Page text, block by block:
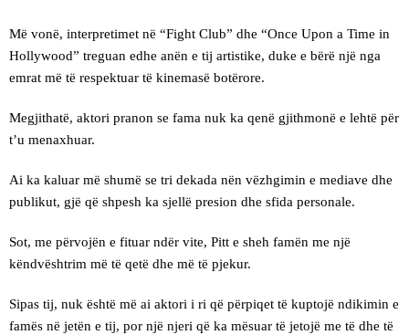
Më vonë, interpretimet në “Fight Club” dhe “Once Upon a Time in
Hollywood” treguan edhe anën e tij artistike, duke e bërë një nga
emrat më të respektuar të kinemasë botërore.
Megjithatë, aktori pranon se fama nuk ka qenë gjithmonë e lehtë për
t’u menaxhuar.
Ai ka kaluar më shumë se tri dekada nën vëzhgimin e mediave dhe
publikut, gjë që shpesh ka sjellë presion dhe sfida personale.
Sot, me përvojën e fituar ndër vite, Pitt e sheh famën me një
këndvështrim më të qetë dhe më të pjekur.
Sipas tij, nuk është më ai aktori i ri që përpiqet të kuptojë ndikimin e
famës në jetën e tij, por një njeri që ka mësuar të jetojë me të dhe të